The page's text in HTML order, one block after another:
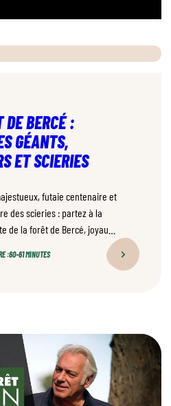
DE BERCÉ :
GÉANTS,
ET SCIERIES
futaie centenaire et
des scieries : partez à la
de la forêt de Bercé, joyau
la Sarthe, et explorez tous les
:60–61 MINUTES